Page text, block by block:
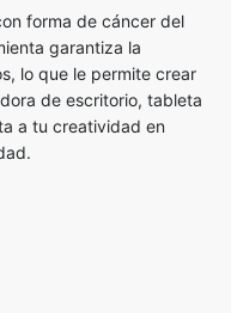
forma de cáncer del
garantiza la
lo que le permite crear
de escritorio, tableta
a tu creatividad en